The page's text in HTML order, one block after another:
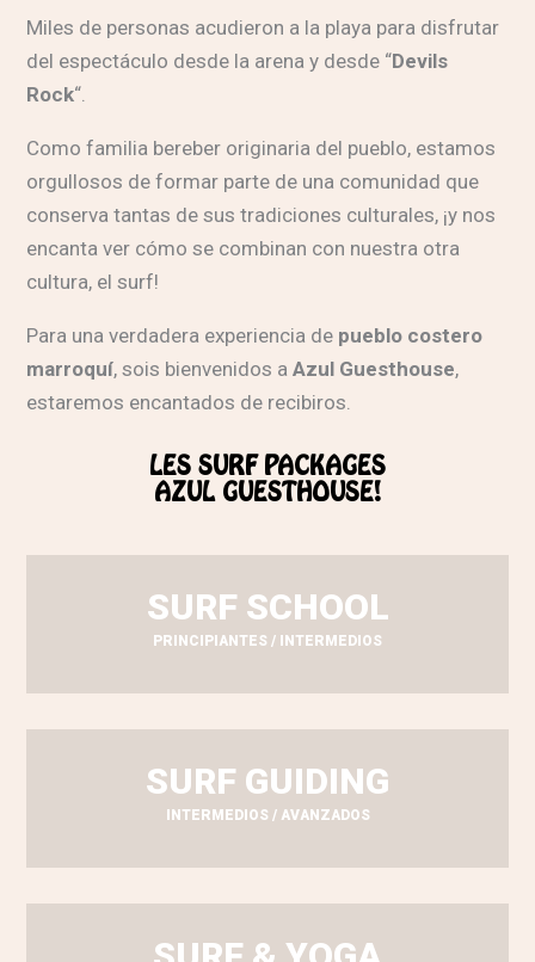
Miles de personas acudieron a la playa para disfrutar
del espectáculo desde la arena y desde “Devils
Rock“.
Como familia bereber originaria del pueblo, estamos
orgullosos de formar parte de una comunidad que
conserva tantas de sus tradiciones culturales, ¡y nos
encanta ver cómo se combinan con nuestra otra
cultura, el surf!
Para una verdadera experiencia de pueblo costero
marroquí, sois bienvenidos aAzul Guesthouse,
estaremos encantados de recibiros.
LES SURF PACKAGES
AZUL GUESTHOUSE!
SURF SCHOOL
PRINCIPIANTES / INTERMEDIOS
SURF GUIDING
INTERMEDIOS / AVANZADOS